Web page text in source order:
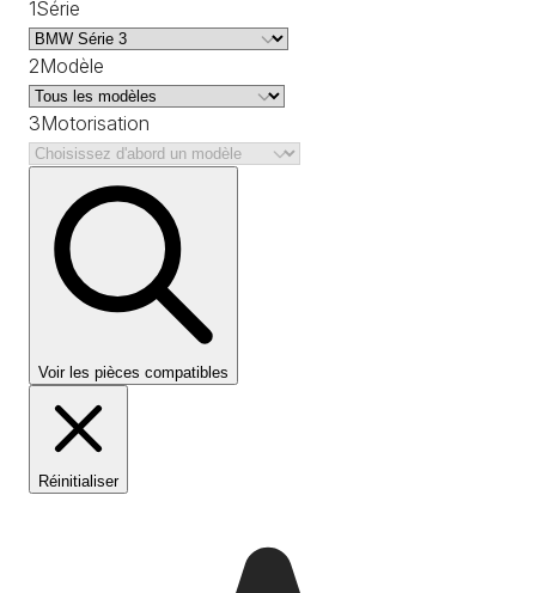
1Série
2Modèle
3Motorisation
Voir les pièces compatibles
Réinitialiser